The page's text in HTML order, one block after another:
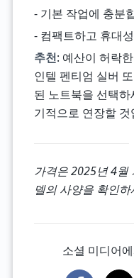
- 기본 작업에 충분
- 컴팩트하고 휴대
추천: 예산이 허락
인텔 펜티엄 실버
된 노트북을 선택
기적으로 연장할 것
가격은 2025년 4월
델의 사양을 확인하
소셜 미디어